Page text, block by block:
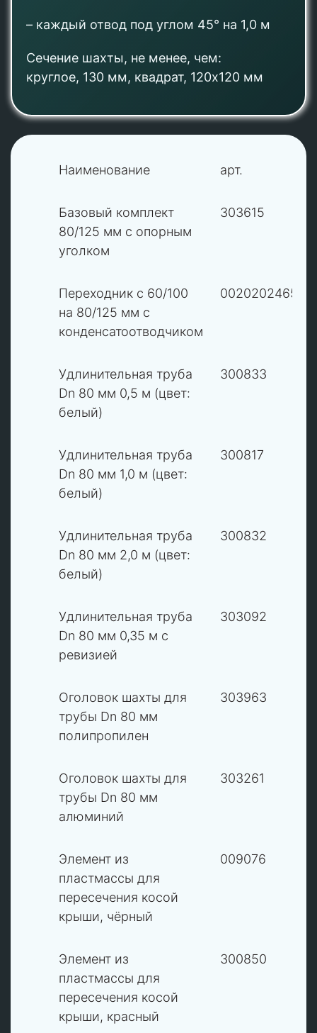
– каждый отвод под углом 45° на 1,0 м
Сечение шахты, не менее, чем:
круглое, 130 мм, квадрат, 120х120 мм
Наименование арт.
Базовый комплект
80/125 мм с опорным
уголком
303615
Переходник с 60/100
на 80/125 мм с
конденсатоотводчиком
0020202465
Удлинительная труба
Dn 80 мм 0,5 м (цвет:
белый)
300833
Удлинительная труба
Dn 80 мм 1,0 м (цвет:
белый)
300817
Удлинительная труба
Dn 80 мм 2,0 м (цвет:
белый)
300832
Удлинительная труба
Dn 80 мм 0,35 м с
ревизией
303092
Оголовок шахты для
трубы Dn 80 мм
полипропилен
303963
Оголовок шахты для
трубы Dn 80 мм
алюминий
303261
Элемент из
пластмассы для
пересечения косой
крыши, чёрный
009076
Элемент из
пластмассы для
пересечения косой
крыши, красный
300850